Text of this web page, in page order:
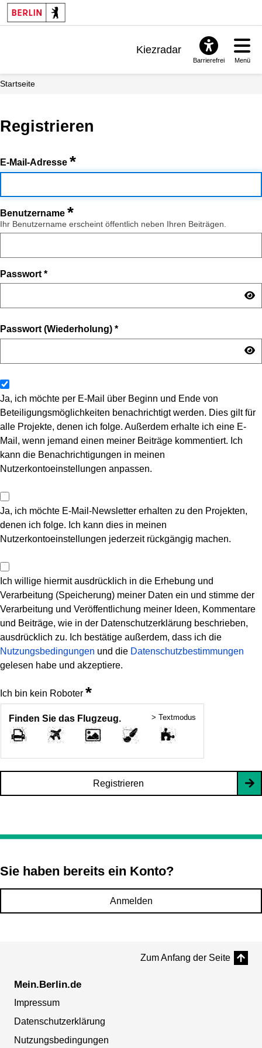
Kiezradar
Barrierefrei Menü
Startseite
Registrieren
E-Mail-Adresse *
Benutzername *
Ihr Benutzername erscheint öffentlich neben Ihren Beiträgen.
Passwort *
Passwort (Wiederholung) *
Ja, ich möchte per E-Mail über Beginn und Ende von
Beteiligungsmöglichkeiten benachrichtigt werden. Dies gilt für
alle Projekte, denen ich folge. Außerdem erhalte ich eine E-
Mail, wenn jemand einen meiner Beiträge kommentiert. Ich
kann die Benachrichtigungen in meinen
Nutzerkontoeinstellungen anpassen.
Ja, ich möchte E-Mail-Newsletter erhalten zu den Projekten,
denen ich folge. Ich kann dies in meinen
Nutzerkontoeinstellungen jederzeit rückgängig machen.
Ich willige hiermit ausdrücklich in die Erhebung und
Verarbeitung (Speicherung) meiner Daten ein und stimme der
Verarbeitung und Veröffentlichung meiner Ideen, Kommentare
und Beiträge, wie in der Datenschutzerklärung beschrieben,
ausdrücklich zu. Ich bestätige außerdem, dass ich die
Nutzungsbedingungen und die Datenschutzbestimmungen
gelesen habe und akzeptiere.
Ich bin kein Roboter *
Finden Sie das Flugzeug. > Textmodus
Registrieren
Sie haben bereits ein Konto?
Anmelden
Zum Anfang der Seite
Mein.Berlin.de
Impressum
Datenschutzerklärung
Nutzungsbedingungen